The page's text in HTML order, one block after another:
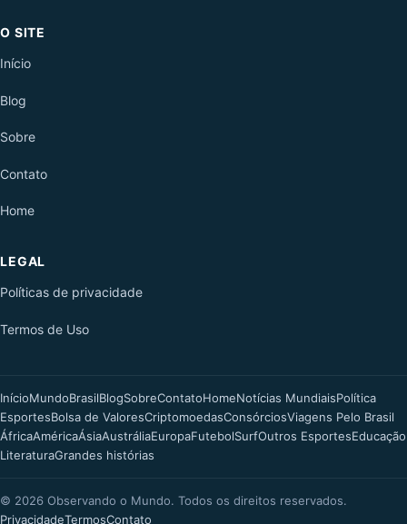
O SITE
Início
Blog
Sobre
Contato
Home
LEGAL
Políticas de privacidade
Termos de Uso
InícioMundoBrasilBlogSobreContatoHomeNotícias MundiaisPolítica
EsportesBolsa de ValoresCriptomoedasConsórciosViagens Pelo Brasil
ÁfricaAméricaÁsiaAustráliaEuropaFutebolSurfOutros EsportesEducação
LiteraturaGrandes histórias
© 2026 Observando o Mundo. Todos os direitos reservados.
PrivacidadeTermosContato